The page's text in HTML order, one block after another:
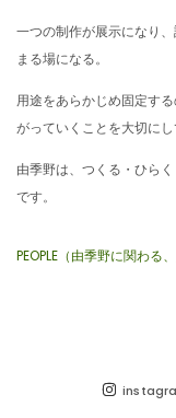
一つの制作が展示になり
まる場になる。
用途をあらかじめ固定す
がっていくことを大切にし
由季野は、つくる・ひら
です。
PEOPLE（由季野に関わる